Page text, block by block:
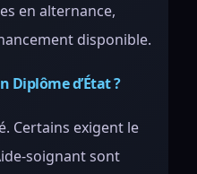
en alternance,
disponible.
Diplôme d’État ?
Certains exigent le
soignant sont